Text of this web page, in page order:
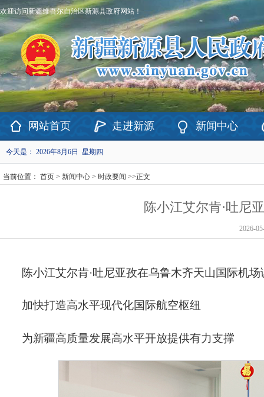
欢迎访问新疆维吾尔自治区新源县政府网站！
网站首页 走进新源 新闻中心
今天是： 2026年8月6日 星期四
当前位置： 首页 > 新闻中心 > 时政要闻 >>正文
陈小江艾尔肯·吐尼
2026-
陈小江艾尔肯·吐尼亚孜在乌鲁木齐天山国际机场
加快打造高水平现代化国际航空枢纽
为新疆高质量发展高水平开放提供有力支撑